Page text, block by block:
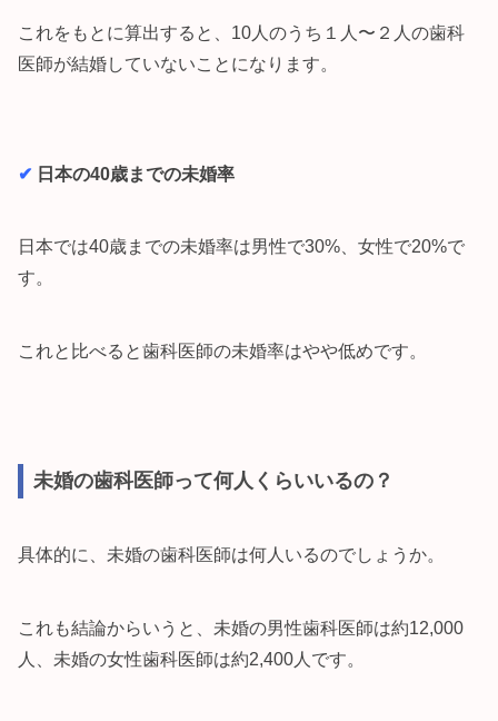
これをもとに算出すると、10人のうち１人〜２人の歯科
医師が結婚していないことになります。
✔︎ 日本の40歳までの未婚率
日本では40歳までの未婚率は男性で30%、女性で20%で
す。
これと比べると歯科医師の未婚率はやや低めです。
未婚の歯科医師って何人くらいいるの？
具体的に、未婚の歯科医師は何人いるのでしょうか。
これも結論からいうと、未婚の男性歯科医師は約12,000
人、未婚の女性歯科医師は約2,400人です。